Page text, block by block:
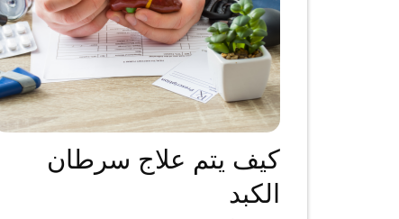
كيف يتم علاج سرطان
الكبد